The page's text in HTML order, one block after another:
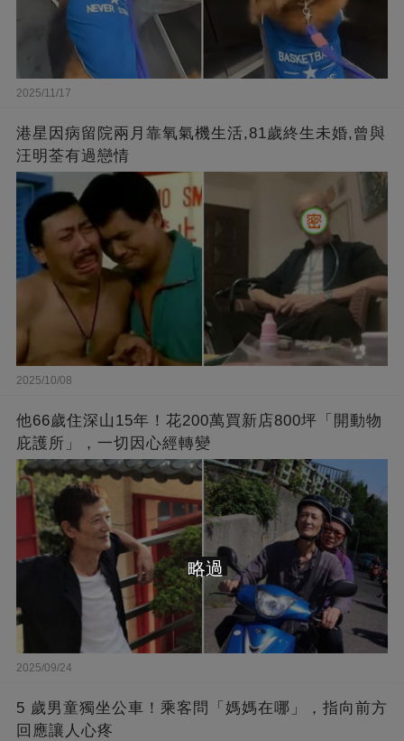
2025/11/17
港星因病留院兩月靠氧氣機生活,81歲終生未婚,曾與
汪明荃有過戀情
2025/10/08
他66歲住深山15年！花200萬買新店800坪「開動物
庇護所」，一切因心經轉變
2025/09/24
5 歲男童獨坐公車！乘客問「媽媽在哪」，指向前方
回應讓人心疼
略過